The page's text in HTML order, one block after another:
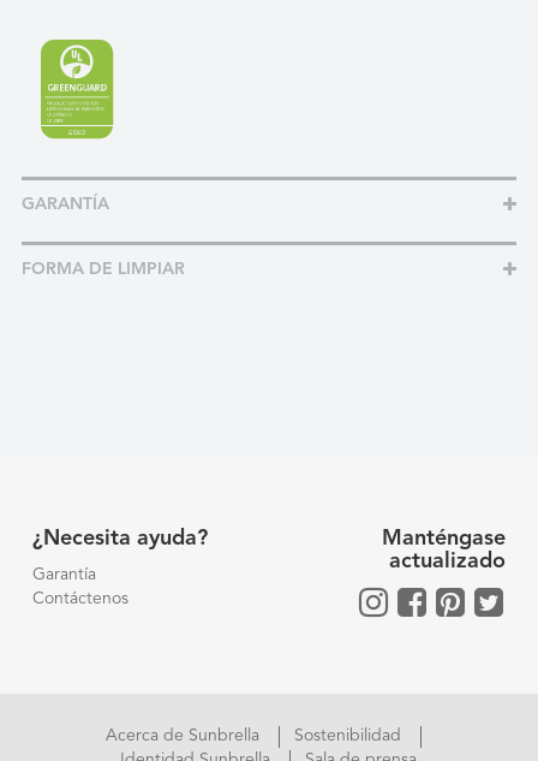
GARANTÍA
FORMA DE LIMPIAR
¿Necesita ayuda?
Garantía
Contáctenos
Manténgase
actualizado
Acerca de Sunbrella
Sostenibilidad